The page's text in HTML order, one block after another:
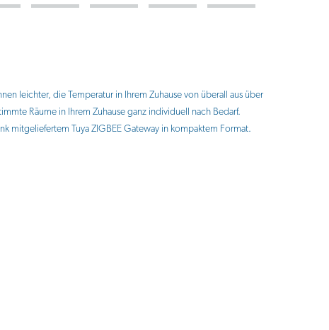
leichter, die Temperatur in Ihrem Zuhause von überall aus über
Räume in Ihrem Zuhause ganz individuell nach Bedarf.
mitgeliefertem Tuya ZIGBEE Gateway in kompaktem Format.